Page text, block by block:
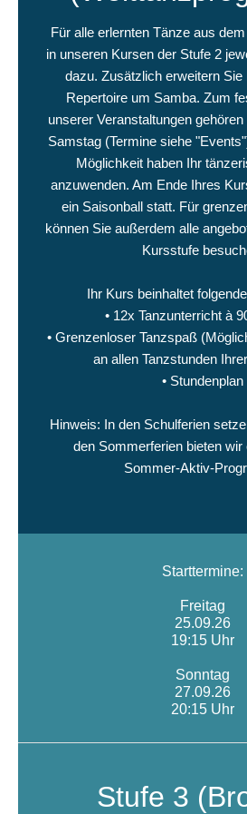
Für alle erlernten Tänze aus
in unseren Kursen der Stufe 2
dazu. Zusätzlich erweitern
Repertoire um Samba. Zum
unserer Veranstaltungen
Samstag (Termine siehe
Möglichkeit haben Ihr
anzuwenden. Am Ende Ihres
ein Saisonball statt. Für
können Sie außerdem alle
Kursstufe
Ihr Kurs beinhaltet
• 12x Tanzunterricht à
• Grenzenloser Tanzspaß
an allen Tanzstunden
• Stundenplan
Hinweis: In den Schulferien
den Sommerferien bieten wir
Sommer-Aktiv-
Stufe 3
Starttermine:
Freitag
25.09.26
19:15 Uhr
Sonntag
27.09.26
20:15 Uhr